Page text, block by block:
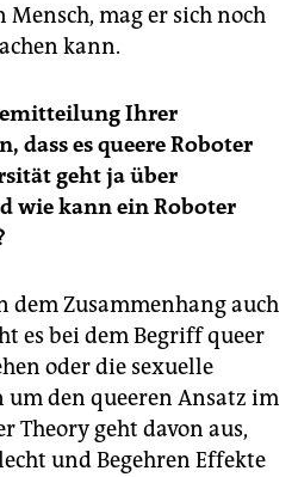
mag er sich noch
kann.
Ihrer
dass es queere Roboter
geht ja über
wie kann ein Roboter
dem Zusammenhang auch
es bei dem Begriff queer
oder die sexuelle
den queeren Ansatz im
Theory geht davon aus,
und Begehren Effekte